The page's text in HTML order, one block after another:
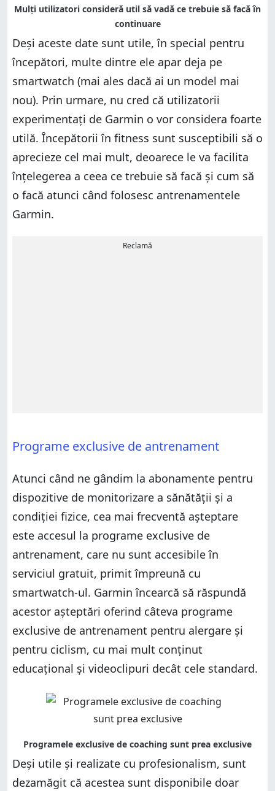
Deși aceste date sunt utile, în special pentru
începători, multe dintre ele apar deja pe
smartwatch (mai ales dacă ai un model mai
nou). Prin urmare, nu cred că utilizatorii
experimentați de Garmin o vor considera foarte
utilă. Începătorii în fitness sunt susceptibili să o
aprecieze cel mai mult, deoarece le va facilita
înțelegerea a ceea ce trebuie să facă și cum să
o facă atunci când folosesc antrenamentele
Garmin.
Reclamă
Programe exclusive de antrenament
Atunci când ne gândim la abonamente pentru
dispozitive de monitorizare a sănătății și a
condiției fizice, cea mai frecventă așteptare
este accesul la programe exclusive de
antrenament, care nu sunt accesibile în
serviciul gratuit, primit împreună cu
smartwatch-ul. Garmin încearcă să răspundă
acestor așteptări oferind câteva programe
exclusive de antrenament pentru alergare și
pentru ciclism, cu mai mult conținut
educațional și videoclipuri decât cele standard.
Deși utile și realizate cu profesionalism, sunt
dezamăgit că acestea sunt disponibile doar